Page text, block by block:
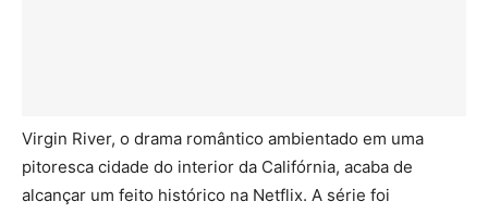
Virgin River, o drama romântico ambientado em uma
pitoresca cidade do interior da Califórnia, acaba de
alcançar um feito histórico na Netflix. A série foi